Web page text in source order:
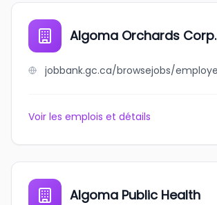
Algoma Orchards Corp.
Voir les emplois et détails
Algoma Public Health